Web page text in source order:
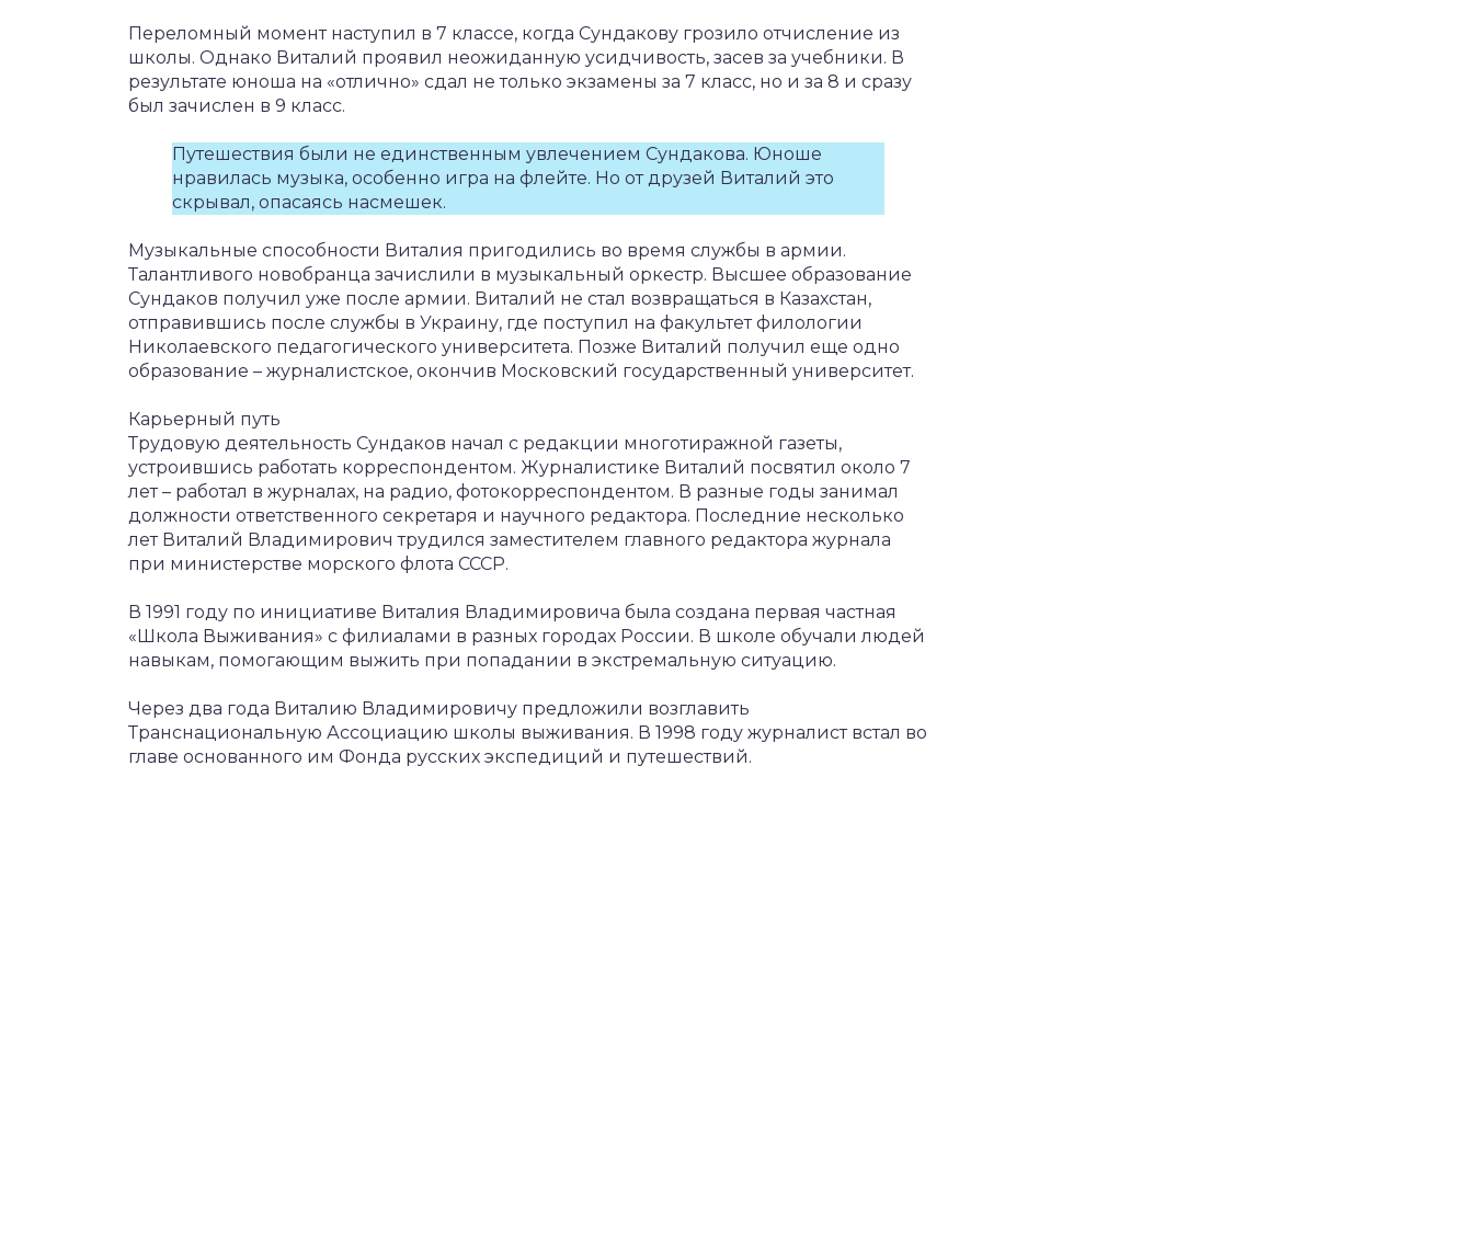
Переломный момент наступил в 7 классе, когда Сундакову грозило отчисление из
школы. Однако Виталий проявил неожиданную усидчивость, засев за учебники. В
результате юноша на «отлично» сдал не только экзамены за 7 класс, но и за 8 и сразу
был зачислен в 9 класс.
Путешествия были не единственным увлечением Сундакова. Юноше
нравилась музыка, особенно игра на флейте. Но от друзей Виталий это
скрывал, опасаясь насмешек.
Музыкальные способности Виталия пригодились во время службы в армии.
Талантливого новобранца зачислили в музыкальный оркестр. Высшее образование
Сундаков получил уже после армии. Виталий не стал возвращаться в Казахстан,
отправившись после службы в Украину, где поступил на факультет филологии
Николаевского педагогического университета. Позже Виталий получил еще одно
образование – журналистское, окончив Московский государственный университет.
Карьерный путь
Трудовую деятельность Сундаков начал с редакции многотиражной газеты,
устроившись работать корреспондентом. Журналистике Виталий посвятил около 7
лет – работал в журналах, на радио, фотокорреспондентом. В разные годы занимал
должности ответственного секретаря и научного редактора. Последние несколько
лет Виталий Владимирович трудился заместителем главного редактора журнала
при министерстве морского флота СССР.
В 1991 году по инициативе Виталия Владимировича была создана первая частная
«Школа Выживания» с филиалами в разных городах России. В школе обучали людей
навыкам, помогающим выжить при попадании в экстремальную ситуацию.
Через два года Виталию Владимировичу предложили возглавить
Транснациональную Ассоциацию школы выживания. В 1998 году журналист встал во
главе основанного им Фонда русских экспедиций и путешествий.